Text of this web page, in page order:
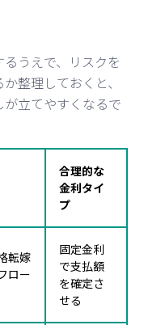
うえで、リスクを
整理しておくと、
立てやすくなるで
合理的な
金利タイ
プ
転嫁
ロー
固定金利
で支払額
を確定さ
せる